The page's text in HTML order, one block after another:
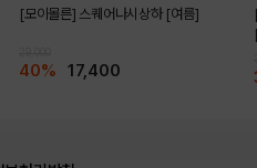
[모이몰른] 스퀘어나시상하 [여름]
40% 17,400